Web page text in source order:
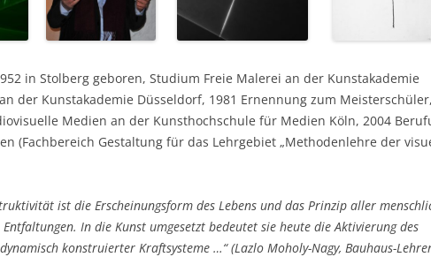
in Stolberg geboren, Studium Freie Malerei an der Kunstakademie
der Kunstakademie Düsseldorf, 1981 Ernennung zum Meisterschüler,
Medien an der Kunsthochschule für Medien Köln, 2004
(Fachbereich Gestaltung für das Lehrgebiet „Methodenlehre der
ist die Erscheinungsform des Lebens und das Prinzip aller
In die Kunst umgesetzt bedeutet sie heute die Aktivierung des
konstruierter Kraftsysteme …“ (Lazlo Moholy-Nagy, Bauhaus-